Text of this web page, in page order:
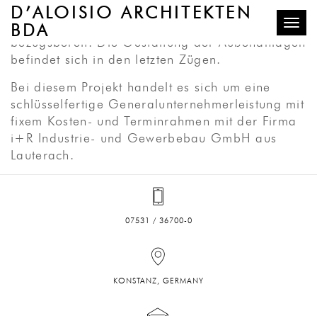
D’ALOISIO ARCHITEKTEN
BDA
Nach neunmonatiger Bauzeit ist die Sporthalle
Moos seit Anfang Dezember fertiggestellt und
bezugsbereit. Die Gestaltung der Außenanlagen
befindet sich in den letzten Zügen.
Bei diesem Projekt handelt es sich um eine
schlüsselfertige Generalunternehmerleistung mit
fixem Kosten- und Terminrahmen mit der Firma
i+R Industrie- und Gewerbebau GmbH aus
Lauterach.
07531 / 36700-0
KONSTANZ, GERMANY